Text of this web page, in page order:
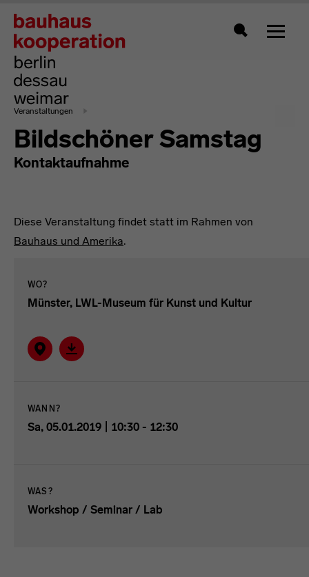
Zeigt
Veranstaltungen
Bildschöner Samstag
Kontaktaufnahme
Diese Veranstaltung findet statt im Rahmen von
Bauhaus und Amerika.
WO?
Münster, LWL-Museum für Kunst und Kultur
Auf Karte zeigen
Verantaltung im ICAL-Format herunterladen.
WANN?
Sa, 05.01.2019 | 10:30 - 12:30
WAS?
Workshop / Seminar / Lab